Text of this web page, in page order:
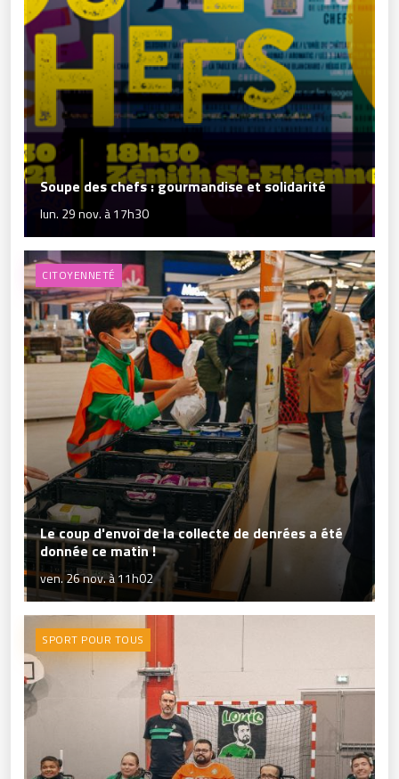
Soupe des chefs : gourmandise et solidarité
lun. 29 nov. à 17h30
CITOYENNETÉ
Le coup d'envoi de la collecte de denrées a été
donnée ce matin !
ven. 26 nov. à 11h02
SPORT POUR TOUS